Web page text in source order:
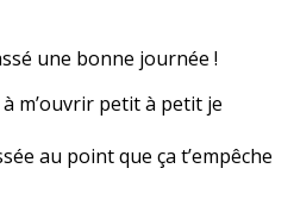
une bonne journée !
m’ouvrir petit à petit je
au point que ça t’empêche